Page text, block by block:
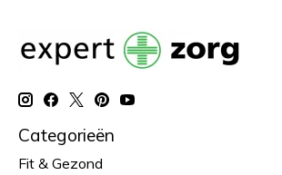
Categorieën
Fit & Gezond